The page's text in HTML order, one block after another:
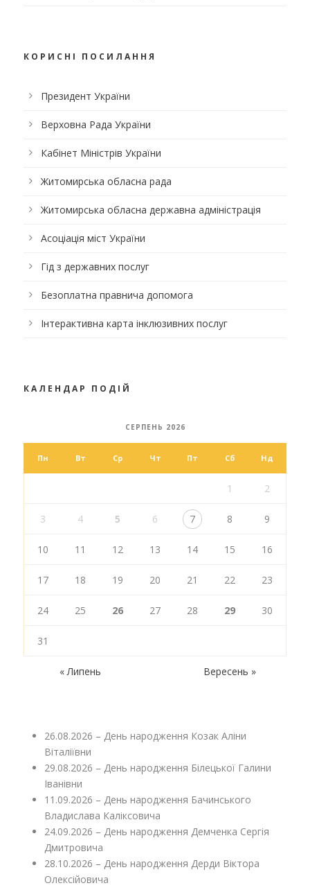
КОРИСНІ ПОСИЛАННЯ
Президент України
Верховна Рада України
Кабінет Міністрів України
Житомирська обласна рада
Житомирська обласна державна адміністрація
Асоціація міст України
Гід з державних послуг
Безоплатна правнича допомога
Інтерактивна карта інклюзивних послуг
КАЛЕНДАР ПОДІЙ
СЕРПЕНЬ 2026
Пн Вт Ср Чт Пт Сб Нд
1 2
3 4 5 6 7 8 9
10 11 12 13 14 15 16
17 18 19 20 21 22 23
24 25 26 27 28 29 30
31
« Липень Вересень »
26.08.2026 – День народження Козак Аліни
Віталіївни
29.08.2026 – День народження Білецької Галини
Іванівни
11.09.2026 – День народження Бачинського
Владислава Каліксовича
24.09.2026 – День народження Демченка Сергія
Дмитровича
28.10.2026 – День народження Дерди Віктора
Олексійовича